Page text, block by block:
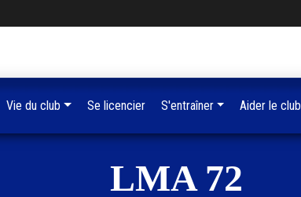
LMA 72
Vie du club Se licencier S'entraîner Aider le club